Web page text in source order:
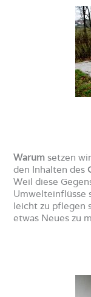
Warum setzen
den Inhalten des
Weil diese
Umwelteinflüsse
leicht zu pflegen
etwas Neues zu